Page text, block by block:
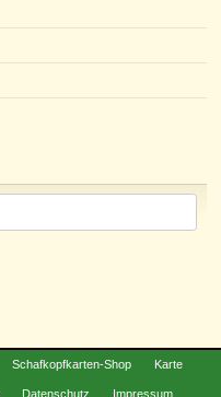
Schafkopfkarten-Shop Karte
Datenschutz Impressum